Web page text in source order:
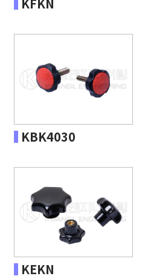
KBK4030
KEKN